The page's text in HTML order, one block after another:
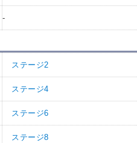
-
ステージ2
ステージ4
ステージ6
ステージ8